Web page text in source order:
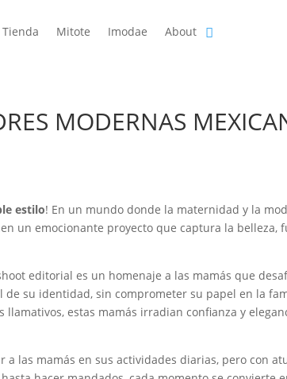
Tienda Mitote Imodae About
MODERNAS
estilo! En un mundo donde la maternidad y la
un emocionante proyecto que captura la belleza,
editorial es un homenaje a las mamás que
su identidad, sin comprometer su papel en la
estas mamás irradian confianza y
las mamás en sus actividades diarias, pero con